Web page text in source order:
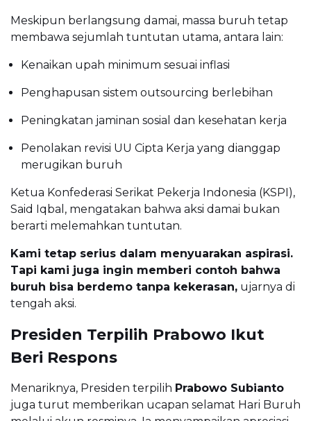
Meskipun berlangsung damai, massa buruh tetap
membawa sejumlah tuntutan utama, antara lain:
Kenaikan upah minimum sesuai inflasi
Penghapusan sistem outsourcing berlebihan
Peningkatan jaminan sosial dan kesehatan kerja
Penolakan revisi UU Cipta Kerja yang dianggap
merugikan buruh
Ketua Konfederasi Serikat Pekerja Indonesia (KSPI),
Said Iqbal, mengatakan bahwa aksi damai bukan
berarti melemahkan tuntutan.
Kami tetap serius dalam menyuarakan aspirasi.
Tapi kami juga ingin memberi contoh bahwa
buruh bisa berdemo tanpa kekerasan, ujarnya di
tengah aksi.
Presiden Terpilih Prabowo Ikut
Beri Respons
Menariknya, Presiden terpilih Prabowo Subianto
juga turut memberikan ucapan selamat Hari Buruh